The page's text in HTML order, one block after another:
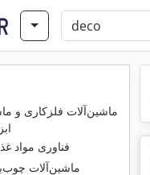
ماشین‌آلات فلزکاری و
فناوری مواد
ماشین‌آلات